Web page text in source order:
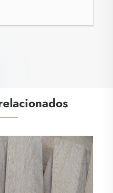
madera de ingeniería de
>>